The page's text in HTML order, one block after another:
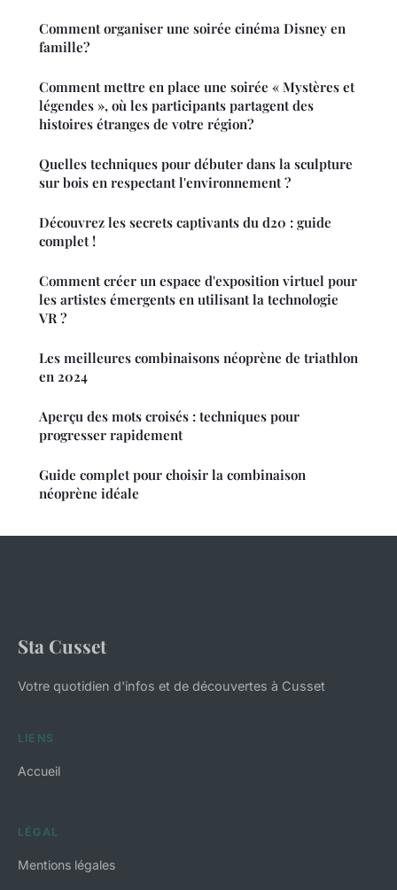
Comment organiser une soirée cinéma Disney en
famille?
Comment mettre en place une soirée « Mystères et
légendes », où les participants partagent des
histoires étranges de votre région?
Quelles techniques pour débuter dans la sculpture
sur bois en respectant l'environnement ?
Découvrez les secrets captivants du d20 : guide
complet !
Comment créer un espace d'exposition virtuel pour
les artistes émergents en utilisant la technologie
VR ?
Les meilleures combinaisons néoprène de triathlon
en 2024
Aperçu des mots croisés : techniques pour
progresser rapidement
Guide complet pour choisir la combinaison
néoprène idéale
Sta Cusset
Votre quotidien d'infos et de découvertes à Cusset
LIENS
Accueil
LÉGAL
Mentions légales